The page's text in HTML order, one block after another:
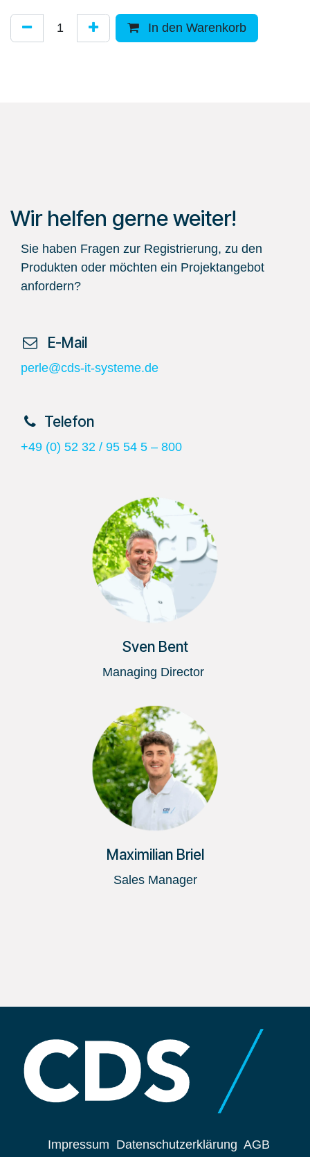
In den Warenkorb
Wir helfen gerne weiter!
Sie haben Fragen zur Registrierung, zu den
Produkten oder möchten ein Projektangebot
anfordern?
​ E-Mail
perle@cds-it-systeme.de
​Telefon
+49 (0) 52 32 / 95 54 5 – 800
Sven Bent
Managing Director
Maximilian Briel
Sales Manager
Impressum Datenschutzerklärung AGB